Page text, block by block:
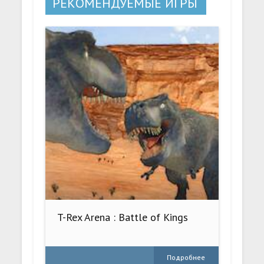
T-Rex Arena : Battle of Kings
Подробнее